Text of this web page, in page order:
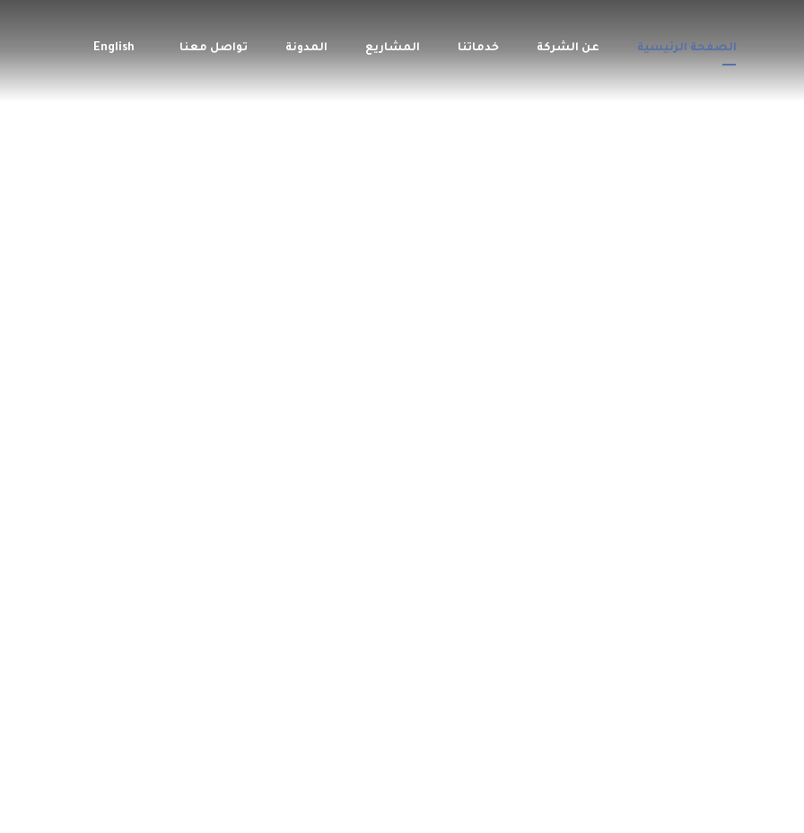
الصفحة الرئيسية عن الشركة خدماتنا المشاريع المدونة تواصل معنا English